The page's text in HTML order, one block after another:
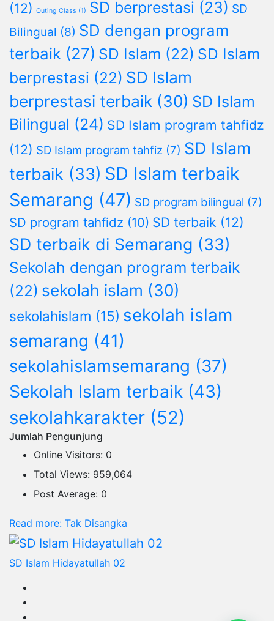
(12) Outing Class (1) SD berprestasi (23) SD
Bilingual (8) SD dengan program
terbaik (27) SD Islam (22) SD Islam
berprestasi (22) SD Islam
berprestasi terbaik (30) SD Islam
Bilingual (24) SD Islam program tahfidz
(12) SD Islam program tahfiz (7) SD Islam
terbaik (33) SD Islam terbaik
Semarang (47) SD program bilingual (7)
SD program tahfidz (10) SD terbaik (12)
SD terbaik di Semarang (33)
Sekolah dengan program terbaik
(22) sekolah islam (30)
sekolahislam (15) sekolah islam
semarang (41)
sekolahislamsemarang (37)
Sekolah Islam terbaik (43)
sekolahkarakter (52)
Jumlah Pengunjung
Online Visitors: 0
Total Views: 959,064
Post Average: 0
Read more: Tak Disangka
SD Islam Hidayatullah 02